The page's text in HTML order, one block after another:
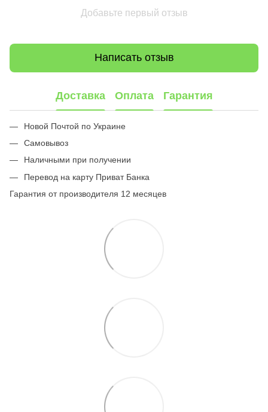
Добавьте первый отзыв
Написать отзыв
Доставка Оплата Гарантия
Новой Почтой по Украине
Самовывоз
Наличными при получении
Перевод на карту Приват Банка
Гарантия от производителя 12 месяцев